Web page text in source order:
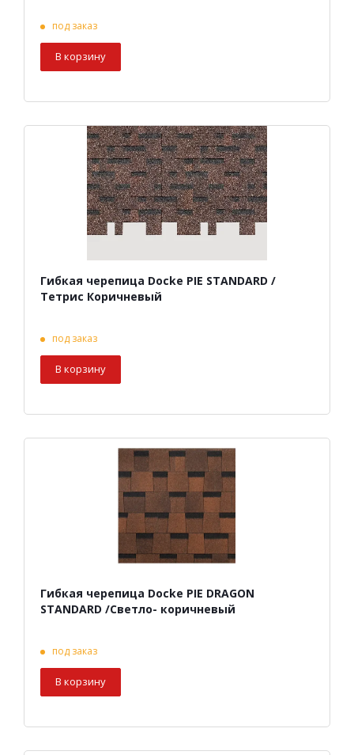
под заказ
В корзину
Гибкая черепица Docke PIE STANDARD /
Тетрис Коричневый
под заказ
В корзину
Гибкая черепица Docke PIE DRAGON
STANDARD /Светло- коричневый
под заказ
В корзину